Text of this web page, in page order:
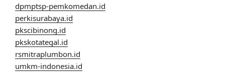
dpmptsp-pemkomedan.id
perkisurabaya.id
pkscibinong.id
pkskotategal.id
rsmitraplumbon.id
umkm-indonesia.id